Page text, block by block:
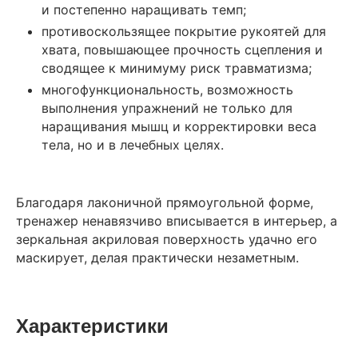
и постепенно наращивать темп;
противоскользящее покрытие рукоятей для
хвата, повышающее прочность сцепления и
сводящее к минимуму риск травматизма;
многофункциональность, возможность
выполнения упражнений не только для
наращивания мышц и корректировки веса
тела, но и в лечебных целях.
Благодаря лаконичной прямоугольной форме,
тренажер ненавязчиво вписывается в интерьер, а
зеркальная акриловая поверхность удачно его
маскирует, делая практически незаметным.
Характеристики